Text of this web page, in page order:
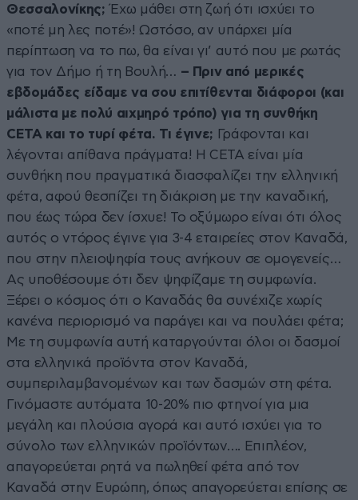
Θεσσαλονίκης; Έχω μάθει στη ζωή ότι ισχύει το
«ποτέ μη λες ποτέ»! Ωστόσο, αν υπάρχει μία
περίπτωση να το πω, θα είναι γι’ αυτό που με ρωτάς
για τον Δήμο ή τη Βουλή… – Πριν από μερικές
εβδομάδες είδαμε να σου επιτίθενται διάφοροι (και
μάλιστα με πολύ αιχμηρό τρόπο) για τη συνθήκη
CETA και το τυρί φέτα. Τι έγινε; Γράφονται και
λέγονται απίθανα πράγματα! Η CETA είναι μία
συνθήκη που πραγματικά διασφαλίζει την ελληνική
φέτα, αφού θεσπίζει τη διάκριση με την καναδική,
που έως τώρα δεν ίσχυε! Το οξύμωρο είναι ότι όλος
αυτός ο ντόρος έγινε για 3-4 εταιρείες στον Καναδά,
που στην πλειοψηφία τους ανήκουν σε ομογενείς…
Ας υποθέσουμε ότι δεν ψηφίζαμε τη συμφωνία.
Ξέρει ο κόσμος ότι ο Καναδάς θα συνέχιζε χωρίς
κανένα περιορισμό να παράγει και να πουλάει φέτα;
Με τη συμφωνία αυτή καταργούνται όλοι οι δασμοί
στα ελληνικά προϊόντα στον Καναδά,
συμπεριλαμβανομένων και των δασμών στη φέτα.
Γινόμαστε αυτόματα 10-20% πιο φτηνοί για μια
μεγάλη και πλούσια αγορά και αυτό ισχύει για το
σύνολο των ελληνικών προϊόντων…. Επιπλέον,
απαγορεύεται ρητά να πωληθεί φέτα από τον
Καναδά στην Ευρώπη, όπως απαγορεύεται επίσης σε